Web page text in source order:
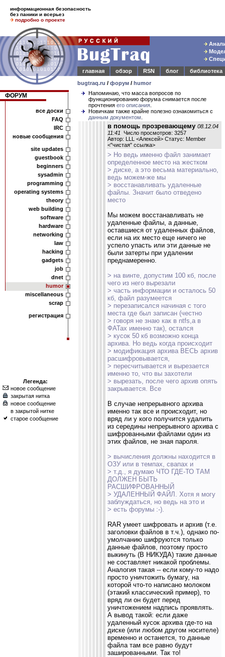
информационная безопасность
без паники и всерьез
подробно о проекте
главная
обзор RSN блог
библиотека
bugtraq.ru / форум / humor
ФОРУМ
все доски
FAQ
IRC
новые сообщения
site updates
guestbook
beginners
sysadmin
programming
operating systems
theory
web building
software
hardware
networking
law
hacking
gadgets
job
dnet
humor
miscellaneous
scrap
регистрация
Легенда:
новое сообщение
закрытая нитка
новое сообщение
в закрытой нитке
старое сообщение
Напоминаю, что масса вопросов по
функционированию форума снимается после
прочтения его описания
Новичкам также крайне полезно ознакомиться с
данным документом
в помощь прозревающему 08.12.04
11:41 Число просмотров: 3257
Автор: LLL <Алексей> Статус: Member
<"чистая" ссылка>
> Но ведь именно файл занимает
определенное место на жестком
> диске, а это весьма материально,
ведь можем-же мы
> восстанавливать удаленные
файлы. Значит было отведено
место
Мы можем восстанавливать не
удаленные файлы, а данные,
оставшиеся от удаленных файлов,
если на их место еще ничего не
успело упасть или эти данные не
были затерты при удалении
преднамеренно.
> на винте, допустим 100 кб, после
чего из него вырезали
> часть информации и осталось 50
кб, файл разумеется
> перезаписался начиная с того
места где был записан (честно
> говоря не знаю как в ntfs,а в
ФАТах именно так), остался
> кусок 50 кб возможно конца
архива. Но ведь когда происходит
> модификация архива ВЕСЬ архив
расшифровывается,
> пересчитывается и вырезается
именно то, что вы захотели
> вырезать, после чего архив опять
закрывается. Все
В случае непрерывного архива
именно так все и происходит, но
вряд ли у кого получится удалить
из середины непрерывного архива с
шифрованными файлами один из
этих файлов, не зная пароля.
> вычисления должны находится в
ОЗУ или в темпах, свапах и
> т.д., я думаю ЧТО ГДЕ-ТО ТАМ
ДОЛЖЕН БЫТЬ
РАСШИФРОВАННЫЙ
> УДАЛЕННЫЙ ФАЙЛ. Хотя я могу
заблуждаться, но ведь на это и
> есть форумы :-).
RAR умеет шифровать и архив (т.е.
заголовки файлов в т.ч.), однако по-
умолчанию шифруются только
данные файлов, поэтому просто
выкинуть (В НИКУДА) такие данные
не составляет никакой проблемы.
Аналогия такая -- если кому-то надо
просто уничтожить бумагу, на
которой что-то написано молоком
(этакий классический пример), то
вряд ли он будет перед
уничтожением надпись проявлять.
А вывод такой: если даже
удаленный кусок архива где-то на
диске (или любом другом носителе)
временно и останется, то данные
файла там все равно будут
зашированными. Так то!